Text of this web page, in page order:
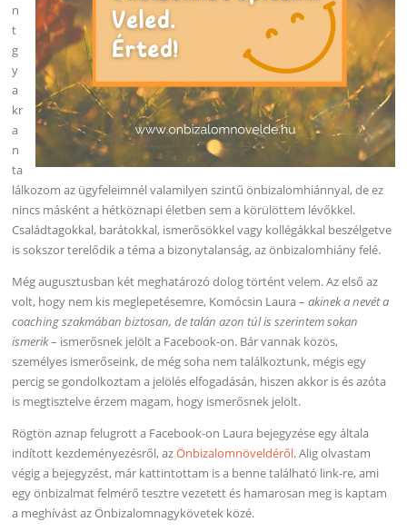
n
t
g
y
a
kr
a
n
ta
lálkozom az ügyfeleimnél valamilyen szintű önbizalomhiánnyal, de ez
nincs másként a hétköznapi életben sem a körülöttem lévőkkel.
Családtagokkal, barátokkal, ismerősökkel vagy kollégákkal beszélgetve
is sokszor terelődik a téma a bizonytalanság, az önbizalomhiány felé.
Még augusztusban két meghatározó dolog történt velem. Az első az
volt, hogy nem kis meglepetésemre, Komócsin Laura –akinek a nevét a
coaching szakmában biztosan, de talán azon túl is szerintem sokan
ismerik– ismerősnek jelölt a Facebook-on. Bár vannak közös,
személyes ismerőseink, de még soha nem találkoztunk, mégis egy
percig se gondolkoztam a jelölés elfogadásán, hiszen akkor is és azóta
is megtisztelve érzem magam, hogy ismerősnek jelölt.
Rögtön aznap felugrott a Facebook-on Laura bejegyzése egy általa
indított kezdeményezésről, azÖnbizalomnöveldéről. Alig olvastam
végig a bejegyzést, már kattintottam is a benne található link-re, ami
egy önbizalmat felmérő tesztre vezetett és hamarosan meg is kaptam
a meghívást az Önbizalomnagykövetek közé.